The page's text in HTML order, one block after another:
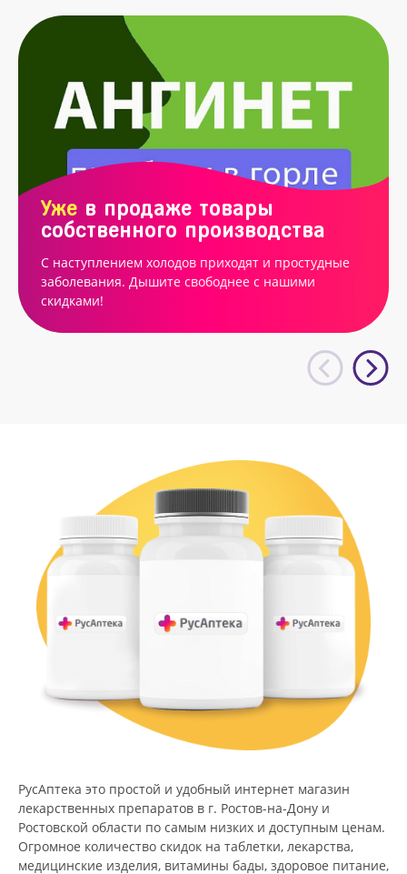
Уже в продаже товары
собственного производства
С наступлением холодов приходят и простудные
заболевания. Дышите свободнее с нашими
скидками!
РусАптека это простой и удобный интернет магазин
лекарственных препаратов в г. Ростов-на-Дону и
Ростовской области по самым низких и доступным ценам.
Огромное количество скидок на таблетки, лекарства,
медицинские изделия, витамины бады, здоровое питание,